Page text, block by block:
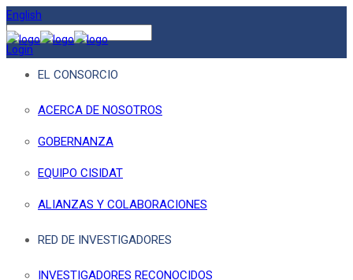
English
Login
EL CONSORCIO
ACERCA DE NOSOTROS
GOBERNANZA
EQUIPO CISIDAT
ALIANZAS Y COLABORACIONES
RED DE INVESTIGADORES
INVESTIGADORES RECONOCIDOS